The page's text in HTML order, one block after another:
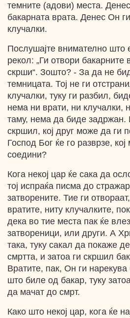
темните (адови) места.
бакарната врата. Денес Он
клучалки.
Послушајте внимателно што
рекол: „Ги отвори бакарните
скрши“. Зошто? - За да не
темницата. Тој не ги
клучалки, туку ги разбил,
нема ни врати, ни клучалки,
таму, нема да биде задржан.
скршил, кој друг може да ги
Господ Бог ќе го разврзе,
соедини?
Кога некој цар ќе сака да
тој испраќа писма до
затворените. Тие ги
вратите, ниту клучалките,
дека во тие места пак ќе
затвореници, или други. А
така, туку сакал да покаже
смртта, и затоа ги скршил
Вратите, пак, Он ги нарекува
што биле од бакар, туку
да мачат до смрт.
Како што некој цар, кога ќе